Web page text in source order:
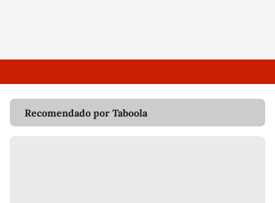
Recomendado por Taboola